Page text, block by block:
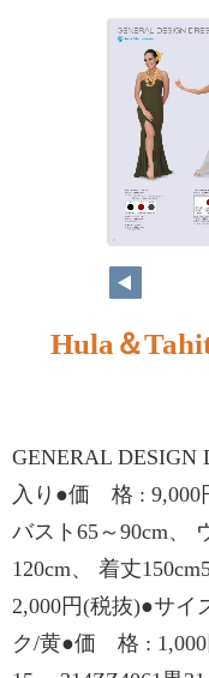
Hula＆
GENERAL DESIGN
入り●価 格 : 9,000
バスト65～90cm、
120cm、 着丈
2,000円(税抜)●サイ
ク/黄●価 格 :